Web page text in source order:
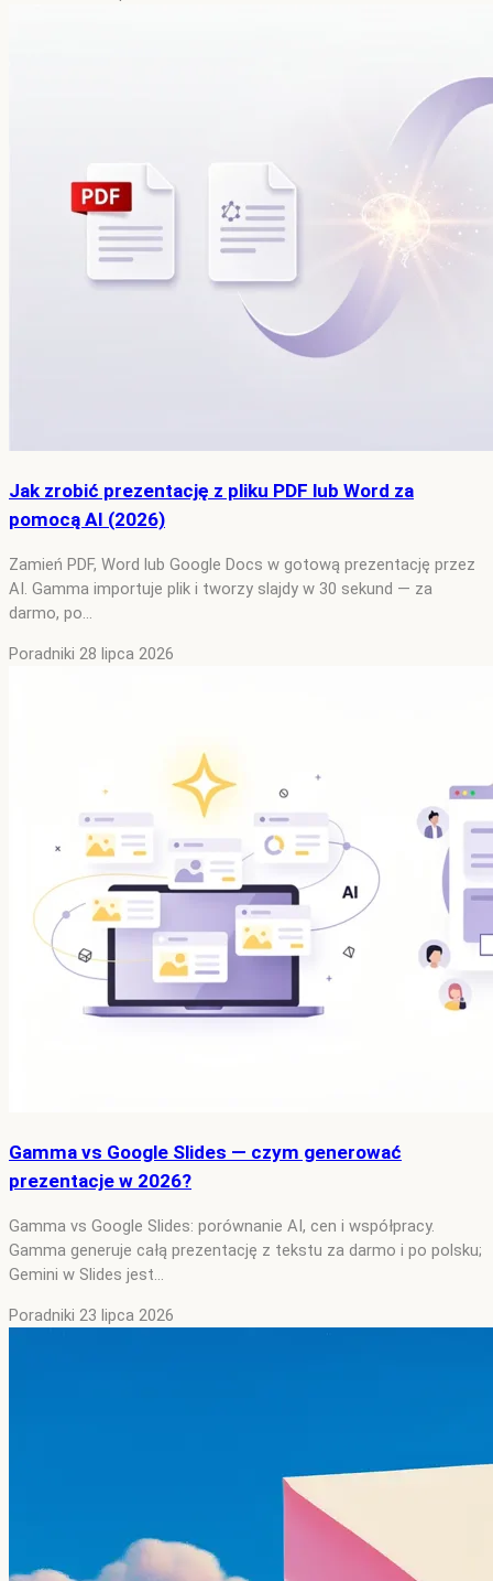
Jak zrobić prezentację z pliku PDF lub Word za
pomocą AI (2026)
Zamień PDF, Word lub Google Docs w gotową prezentację przez
AI. Gamma importuje plik i tworzy slajdy w 30 sekund — za
darmo, po…
Poradniki 28 lipca 2026
Gamma vs Google Slides — czym generować
prezentacje w 2026?
Gamma vs Google Slides: porównanie AI, cen i współpracy.
Gamma generuje całą prezentację z tekstu za darmo i po polsku;
Gemini w Slides jest…
Poradniki 23 lipca 2026